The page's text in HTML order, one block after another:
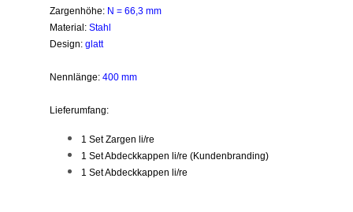
Zargenhöhe: N = 66,3 mm
Material: Stahl
Design: glatt
Nennlänge: 400 mm
Lieferumfang:
1 Set Zargen li/re
1 Set Abdeckkappen li/re (Kundenbranding)
1 Set Abdeckkappen li/re